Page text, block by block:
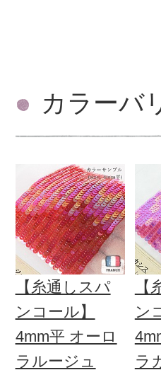
カラーバ
【糸通しスパ
ンコール】
4mm平 オーロ
ラルージュ
ン
ラ